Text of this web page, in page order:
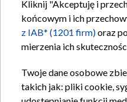
Kliknij "Akceptuję i
końcowym i ich
z IAB* (1201 firm)oraz
mierzenia ich
Twoje dane osobowe
takich jak: pliki cookie,